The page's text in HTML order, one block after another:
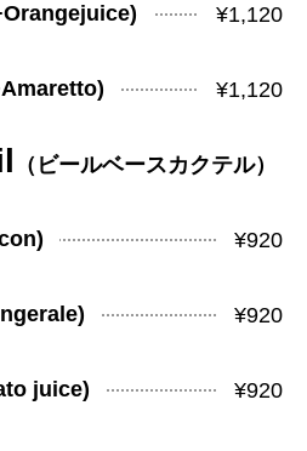
¥1,120
¥1,120
（ビールベースカクテル）
¥920
¥920
juice) ¥920